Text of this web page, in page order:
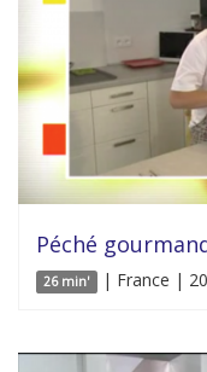
Péché
26 min' | France |